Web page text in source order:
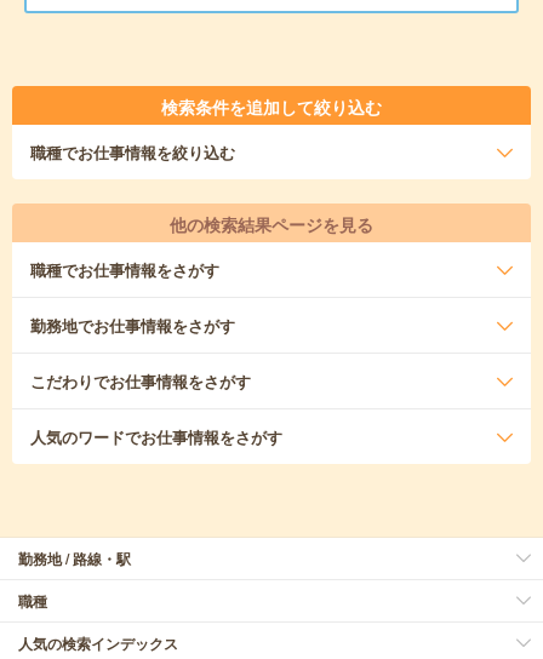
検索条件を追加して絞り込む
職種でお仕事情報を絞り込む
他の検索結果ページを見る
職種でお仕事情報をさがす
勤務地でお仕事情報をさがす
こだわりでお仕事情報をさがす
人気のワードでお仕事情報をさがす
勤務地 / 路線・駅
職種
人気の検索インデックス